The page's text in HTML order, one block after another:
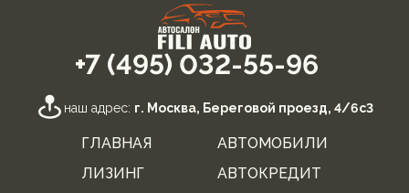
+7 (495) 032-55-96
наш адрес: г. Москва, Береговой проезд, 4/6с3
ГЛАВНАЯ
АВТОМОБИЛИ
ЛИЗИНГ
АВТОКРЕДИТ